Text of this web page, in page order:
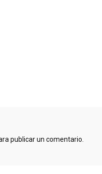
publicar un comentario.